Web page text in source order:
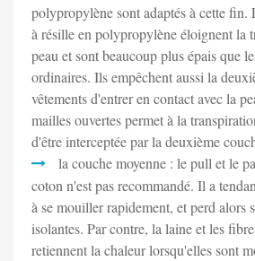
polypropylène sont adaptés à cette fin.
à résille en polypropylène éloignent la
peau et sont beaucoup plus épais que
ordinaires. Ils empêchent aussi la
vêtements d'entrer en contact avec la
mailles ouvertes permet à la
d'être interceptée par la deuxième
la couche moyenne : le pull et le
coton n'est pas recommandé. Il a
à se mouiller rapidement, et perd alors
isolantes. Par contre, la laine et les
retiennent la chaleur lorsqu'elles sont